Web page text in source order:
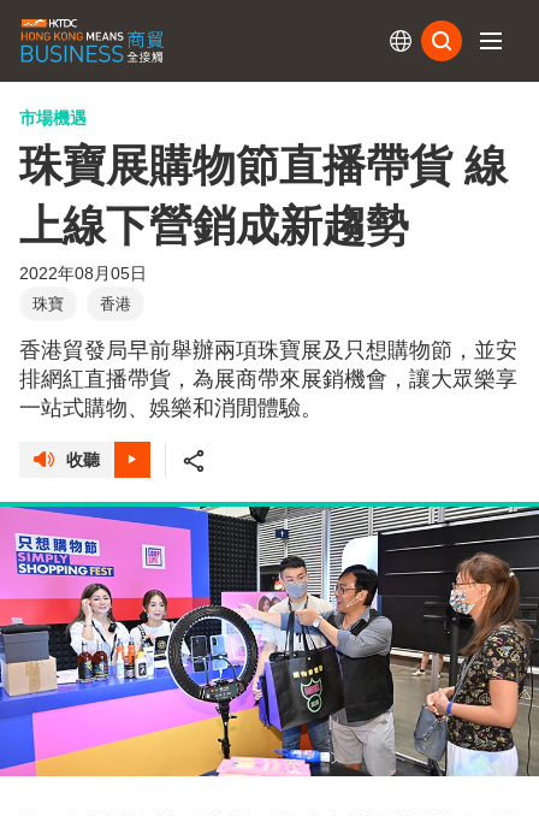
市場機遇
珠寶展購物節直播帶貨 線
上線下營銷成新趨勢
2022年08月05日
珠寶 香港
香港貿發局早前舉辦兩項珠寶展及只想購物節，並安
排網紅直播帶貨，為展商帶來展銷機會，讓大眾樂享
一站式購物、娛樂和消閒體驗。
收聽